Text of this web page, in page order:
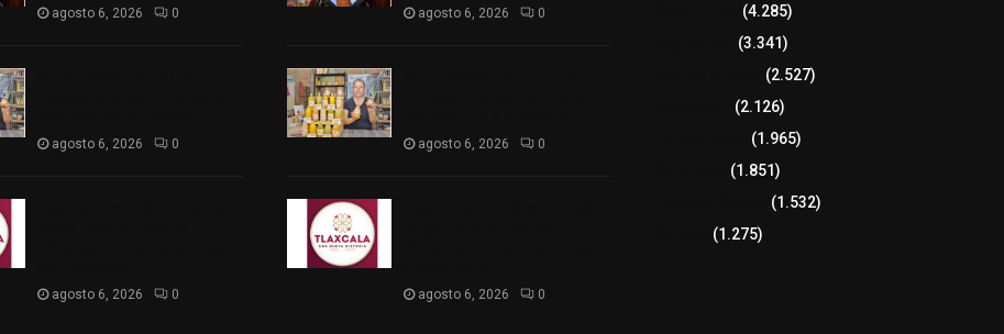
agosto 6, 2026 0
agosto 6, 2026 0
agosto 6, 2026 0
agosto 6, 2026 0
agosto 6, 2026 0
agosto 6, 2026 0
(4.285)
(3.341)
(2.527)
(2.126)
(1.965)
(1.851)
(1.532)
(1.275)